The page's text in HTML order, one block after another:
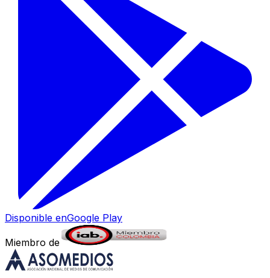
Disponible enGoogle Play
Miembro de